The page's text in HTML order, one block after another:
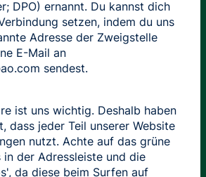
DPO) ernannt. Du kannst dich
setzen, indem du uns
Adresse der Zweigstelle
E-Mail an
sendest.
ist uns wichtig. Deshalb haben
dass jeder Teil unserer Website
nutzt. Achte auf das grüne
in der Adressleiste und die
da diese beim Surfen auf